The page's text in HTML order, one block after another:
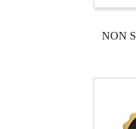
NON